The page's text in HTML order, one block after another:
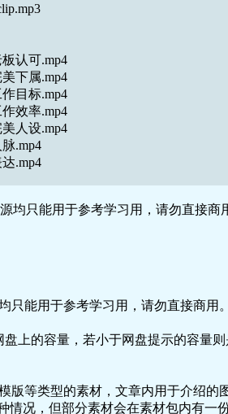
认可.mp4
下属.mp4
目标.mp4
效率.mp4
人设.mp4
.mp4
.mp4
只能用于参考学习用，请勿直接
能用于参考学习用，请勿直接商
上的容量，若小于网盘提示的容量
版等类型的素材，文章内用于介绍
况，但部分素材会在素材包内有一